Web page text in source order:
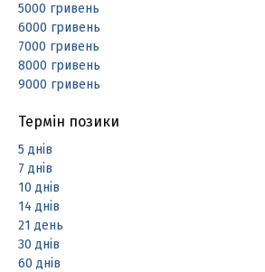
5000 гривень
6000 гривень
7000 гривень
8000 гривень
9000 гривень
Термін позики
5 днів
7 днів
10 днів
14 днів
21 день
30 днів
60 днів